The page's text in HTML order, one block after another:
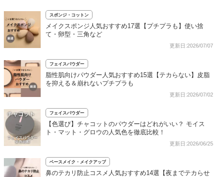
スポンジ・コットン
メイクスポンジ人気おすすめ17選【プチプラも】使い捨
て・卵型・三角など
更新日:2026/07/07
フェイスパウダー
脂性肌向けパウダー人気おすすめ15選【テカらない】皮脂
を抑える＆崩れないプチプラも
更新日:2026/07/02
フェイスパウダー
【色選び】チャコットのパウダーはどれがいい？ モイス
ト・マット・グロウの人気色を徹底比較！
更新日:2026/06/25
ベースメイク・メイクアップ
鼻のテカリ防止コスメ人気おすすめ14選【夜までテカらせ